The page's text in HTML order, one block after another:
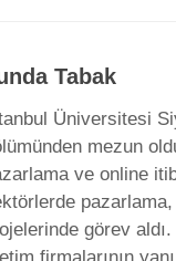
Tabak
Üniversitesi
mezun
ve online
görev